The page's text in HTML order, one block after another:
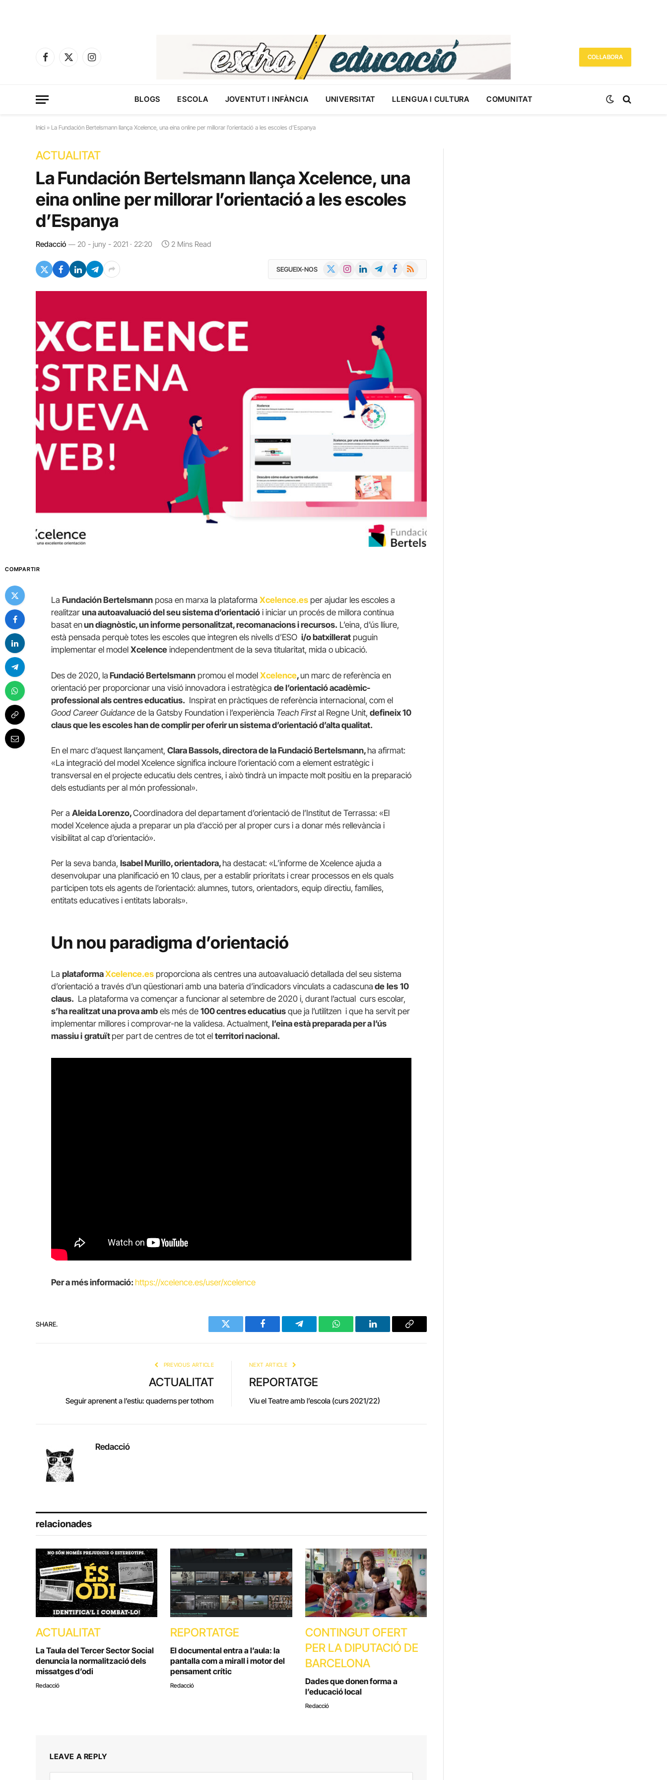
Facebook
X
Instagram
COL·LABORA
BLOGS ESCOLA JOVENTUT I INFÀNCIA UNIVERSITAT LLENGUA I CULTURA COMUNITAT
Inici » La Fundación Bertelsmann llança Xcelence, una eina online per millorar l’orientació a les escoles d’Espanya
ACTUALITAT
La Fundación Bertelsmann llança Xcelence, una
eina online per millorar l’orientació a les escoles
d’Espanya
Redacció 20 - juny - 2021 · 22:20 2 Mins Read
SEGUEIX-NOS InstagramLinkedInTelegramFacebook
RSS
COMPARTIR
La Fundación Bertelsmann posa en marxa la plataforma Xcelence.es per ajudar les escoles a
realitzar una autoavaluació del seu sistema d’orientació i iniciar un procés de millora contínua
basat enun diagnòstic, un informe personalitzat, recomanacions i recursos. L’eina, d’ús lliure,
està pensada perquè totes les escoles que integren els nivells d’ESO i/o batxillerat puguin
implementar el model Xcelence independentment de la seva titularitat, mida o ubicació.
Des de 2020, la Fundació Bertelsmann promou el model Xcelence, un marc de referència en
orientació per proporcionar una visió innovadora i estratègica de l’orientació acadèmic-
professional als centres educatius. Inspirat en pràctiques de referència internacional, com el
Good Career Guidance de la Gatsby Foundation i l’experiència Teach Firstal Regne Unit, defineix 10
claus que les escoles han de complir per oferir un sistema d’orientació d’alta qualitat.
En el marc d’aquest llançament, Clara Bassols, directora de la Fundació Bertelsmann, ha afirmat:
«La integració del model Xcelence significa incloure l’orientació com a element estratègic i
transversal en el projecte educatiu dels centres, i això tindrà un impacte molt positiu en la preparació
dels estudiants per al món professional».
Per a Aleida Lorenzo,Coordinadora del departament d’orientació de l’Institut de Terrassa: «El
model Xcelence ajuda a preparar un pla d’acció per al proper curs i a donar més rellevància i
visibilitat al cap d’orientació».
Per la seva banda, Isabel Murillo, orientadora, ha destacat: «L’informe de Xcelence ajuda a
desenvolupar una planificació en 10 claus, per a establir prioritats i crear processos en els quals
participen tots els agents de l’orientació: alumnes, tutors, orientadors, equip directiu, famílies,
entitats educatives i entitats laborals».
Un nou paradigma d’orientació
La plataformaXcelence.es proporciona als centres una autoavaluació detallada del seu sistema
d’orientació a través d’un qüestionari amb una bateria d’indicadors vinculats a cadascuna de les 10
claus. La plataforma va començar a funcionar al setembre de 2020 i, durant l’actual curs escolar,
s’ha realitzat una prova amb els més de 100 centres educatius que ja l’utilitzen i que ha servit per
implementar millores i comprovar-ne la validesa. Actualment, l’eina està preparada per a l’ús
massiu i gratuït per part de centres de tot el territori nacional.
Per a més informació: https://xcelence.es/user/xcelence
SHARE.
Twitter Facebook Telegram WhatsAppLinkedIn Copy
PREVIOUS ARTICLE
ACTUALITAT
Seguir aprenent a l’estiu: quaderns per tothom
NEXT ARTICLE
REPORTATGE
Viu el Teatre amb l’escola (curs 2021/22)
Redacció
relacionades
ACTUALITAT
La Taula del Tercer Sector Social
denuncia la normalització dels
missatges d’odi
Redacció
REPORTATGE
El documental entra a l’aula: la
pantalla com a mirall i motor del
pensament crític
Redacció
CONTINGUT OFERT
PER LA DIPUTACIÓ DE
BARCELONA
Dades que donen forma a
l’educació local
Redacció
LEAVE A REPLY